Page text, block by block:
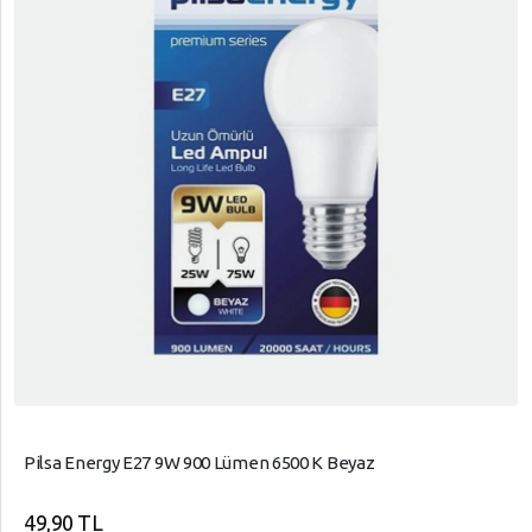
Pilsa Energy E27 9W 900 Lümen 6500 K Beyaz
49,90 TL